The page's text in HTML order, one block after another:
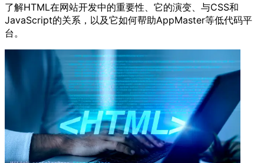
了解HTML在网站开发中的重要性、它的演变、与CSS和
JavaScript的关系，以及它如何帮助AppMaster等低代码平
台。